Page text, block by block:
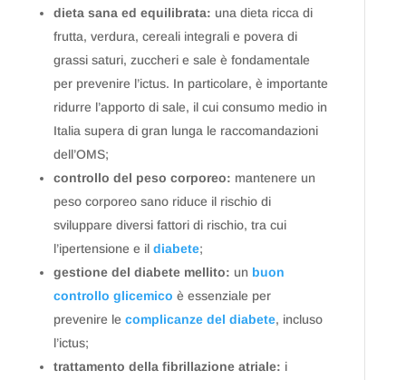
dieta sana ed equilibrata: una dieta ricca di
frutta, verdura, cereali integrali e povera di
grassi saturi, zuccheri e sale è fondamentale
per prevenire l’ictus. In particolare, è importante
ridurre l’apporto di sale, il cui consumo medio in
Italia supera di gran lunga le raccomandazioni
dell’OMS;
controllo del peso corporeo: mantenere un
peso corporeo sano riduce il rischio di
sviluppare diversi fattori di rischio, tra cui
l’ipertensione e il diabete;
gestione del diabete mellito: un buon
controllo glicemico è essenziale per
prevenire le complicanze del diabete, incluso
l’ictus;
trattamento della fibrillazione atriale: i